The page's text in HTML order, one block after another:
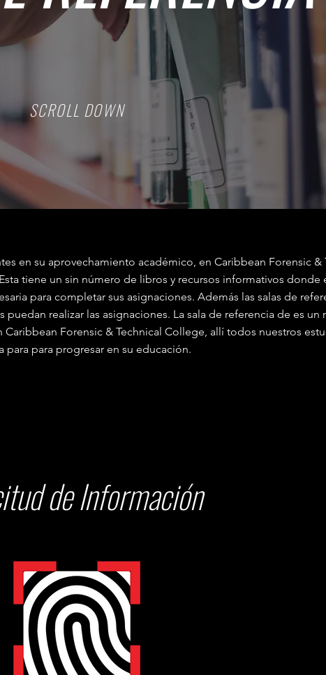
SCROLL DOWN
en su aprovechamiento académico, en Caribbean Forensic &
tiene un sin número de libros y recursos informativos donde
para completar sus asignaciones. Además las salas de
realizar las asignaciones. La sala de referencia de es un
Forensic & Technical College, allí todos nuestros
para progresar en su educación.
de Información